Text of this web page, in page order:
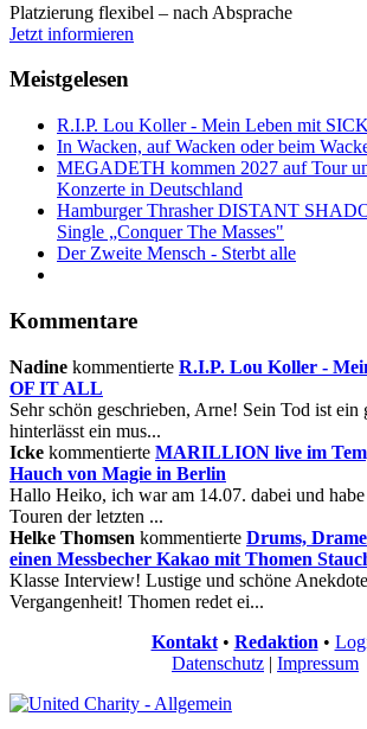
Platzierung flexibel – nach Absprache
Jetzt informieren
Meistgelesen
R.I.P. Lou Koller - Mein Leben mit
In Wacken, auf Wacken oder beim
MEGADETH kommen 2027 auf Tour
Konzerte in Deutschland
Hamburger Thrasher DISTANT
Single „Conquer The Masses"
Der Zweite Mensch - Sterbt alle
Kommentare
Nadine kommentierte R.I.P. Lou Koller -
OF IT ALL
Sehr schön geschrieben, Arne! Sein Tod ist ein
hinterlässt ein mus...
Icke kommentierte MARILLION live im
Hauch von Magie in Berlin
Hallo Heiko, ich war am 14.07. dabei und
Touren der letzten ...
Helke Thomsen kommentierte Drums,
einen Messbecher Kakao mit Thomen
Klasse Interview! Lustige und schöne
Vergangenheit! Thomen redet ei...
Kontakt• Redaktion •
Datenschutz | Impressum